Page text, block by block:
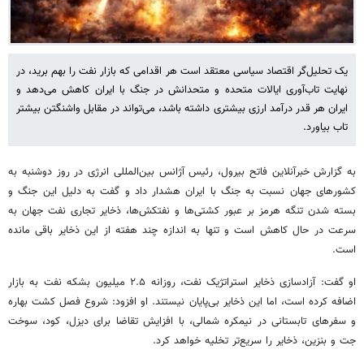
یک تحلیل‌گر اقتصاد سیاسی معتقد است هر اقدامی که بازار نفت را بهم برید، در
نهایت تاب‌آوری ایالات متحده و متحدانش در جنگ با ایران کاهش می‌دهد و
ایران هر قدر درآمد ارزی بیشتری داشته باشد، می‌تواند در مقابل واشنگتن بیشتر
تاب بیاورد.
به گزارش خبرآنلاین فاتح بیرول، رئیس آژانس بین‌المللی انرژی در روز دوشنبه به
کشورهای جهان نسبت به جنگ با ایران هشدار داد و گفت به دلیل این جنگ و
بسته شدن تنگه هرمز بر عبور کشتی‌ها و نفتکش‌ها، ذخایر تجاری نفت جهان به
سرعت در حال کاهش است و تنها به اندازه چند هفته از این ذخایر باقی مانده
است.
او گفت: آزادسازی ذخایر استراتژیک نفت، روزانه ۲.۵ میلیون بشکه نفت به بازار
اضافه کرده است، اما این ذخایر بی‌پایان نیستند. او افزود: شروع فصل کشت بهاره
و سفرهای تابستانی در نیمکره شمالی، با افزایش تقاضا برای دیزل، کود، سوخت
جت و بنزین، ذخایر را سریع‌تر تخلیه خواهد کرد.